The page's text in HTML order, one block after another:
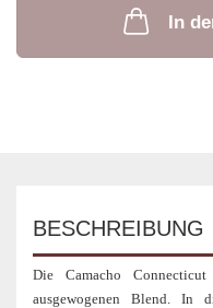
In
BESCHREIBUNG
Die Camacho
ausgewogenen Blend. In